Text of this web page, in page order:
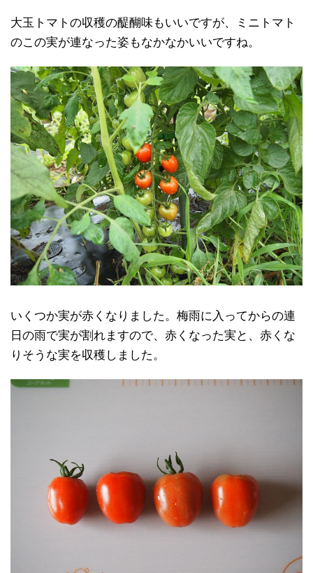
大玉トマトの収穫の醍醐味もいいですが、ミニトマト
のこの実が連なった姿もなかなかいいですね。
いくつか実が赤くなりました。梅雨に入ってからの連
日の雨で実が割れますので、赤くなった実と、赤くな
りそうな実を収穫しました。